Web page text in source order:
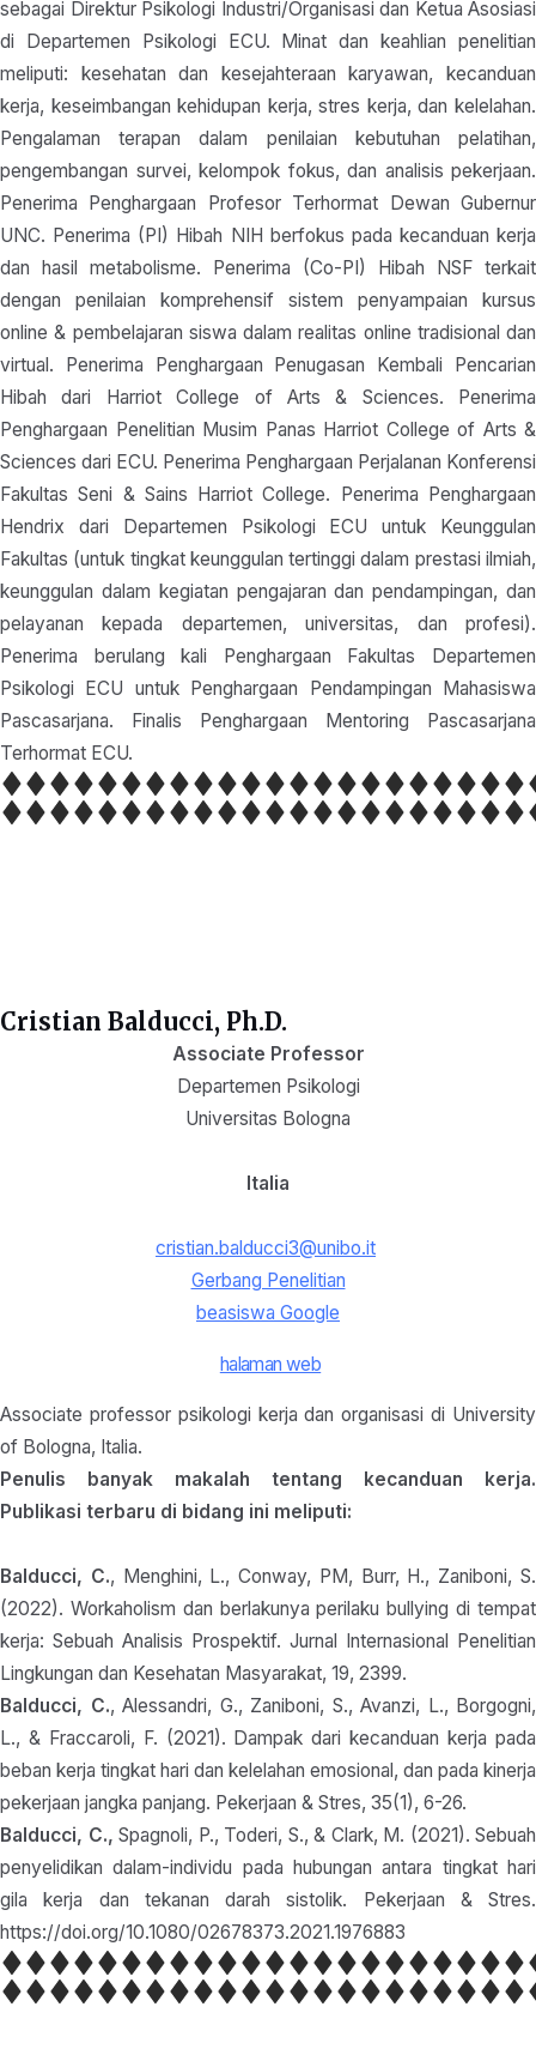
sebagai Direktur Psikologi Industri/Organisasi dan Ketua Asosiasi
di Departemen Psikologi ECU. Minat dan keahlian penelitian
meliputi: kesehatan dan kesejahteraan karyawan, kecanduan
kerja, keseimbangan kehidupan kerja, stres kerja, dan kelelahan.
Pengalaman terapan dalam penilaian kebutuhan pelatihan,
pengembangan survei, kelompok fokus, dan analisis pekerjaan.
Penerima Penghargaan Profesor Terhormat Dewan Gubernur
UNC. Penerima (PI) Hibah NIH berfokus pada kecanduan kerja
dan hasil metabolisme. Penerima (Co-PI) Hibah NSF terkait
dengan penilaian komprehensif sistem penyampaian kursus
online & pembelajaran siswa dalam realitas online tradisional dan
virtual. Penerima Penghargaan Penugasan Kembali Pencarian
Hibah dari Harriot College of Arts & Sciences. Penerima
Penghargaan Penelitian Musim Panas Harriot College of Arts &
Sciences dari ECU. Penerima Penghargaan Perjalanan Konferensi
Fakultas Seni & Sains Harriot College. Penerima Penghargaan
Hendrix dari Departemen Psikologi ECU untuk Keunggulan
Fakultas (untuk tingkat keunggulan tertinggi dalam prestasi ilmiah,
keunggulan dalam kegiatan pengajaran dan pendampingan, dan
pelayanan kepada departemen, universitas, dan profesi).
Penerima berulang kali Penghargaan Fakultas Departemen
Psikologi ECU untuk Penghargaan Pendampingan Mahasiswa
Pascasarjana. Finalis Penghargaan Mentoring Pascasarjana
Terhormat ECU.
Cristian Balducci, Ph.D.
Associate Professor
Departemen Psikologi
Universitas Bologna
Italia
cristian.balducci3@unibo.it
Gerbang Penelitian
beasiswa Google
halaman web
Associate professor psikologi kerja dan organisasi di University
of Bologna, Italia.
Penulis banyak makalah tentang kecanduan kerja.
Publikasi terbaru di bidang ini meliputi:
Balducci, C., Menghini, L., Conway, PM, Burr, H., Zaniboni, S.
(2022). Workaholism dan berlakunya perilaku bullying di tempat
kerja: Sebuah Analisis Prospektif. Jurnal Internasional Penelitian
Lingkungan dan Kesehatan Masyarakat, 19, 2399.
Balducci, C., Alessandri, G., Zaniboni, S., Avanzi, L., Borgogni,
L., & Fraccaroli, F. (2021). Dampak dari kecanduan kerja pada
beban kerja tingkat hari dan kelelahan emosional, dan pada kinerja
pekerjaan jangka panjang. Pekerjaan & Stres, 35(1), 6-26.
Balducci, C., Spagnoli, P., Toderi, S., & Clark, M. (2021). Sebuah
penyelidikan dalam-individu pada hubungan antara tingkat hari
gila kerja dan tekanan darah sistolik. Pekerjaan & Stres.
https://doi.org/10.1080/02678373.2021.1976883